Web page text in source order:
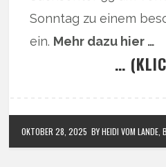
Sonntag zu einem
ein. Mehr dazu hier …
…
OKTOBER 28, 2025 BY HEIDI VOM LANDE,